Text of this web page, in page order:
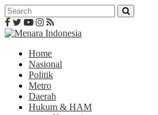
Home
Nasional
Politik
Metro
Daerah
Hukum & HAM